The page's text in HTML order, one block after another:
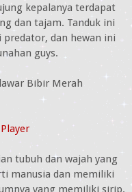
kepalanya terdapat
dan tajam. Tanduk ini
dan hewan ini
guys.
Bibir Merah
tubuh dan wajah yang
manusia dan memiliki
yang memiliki sirip.